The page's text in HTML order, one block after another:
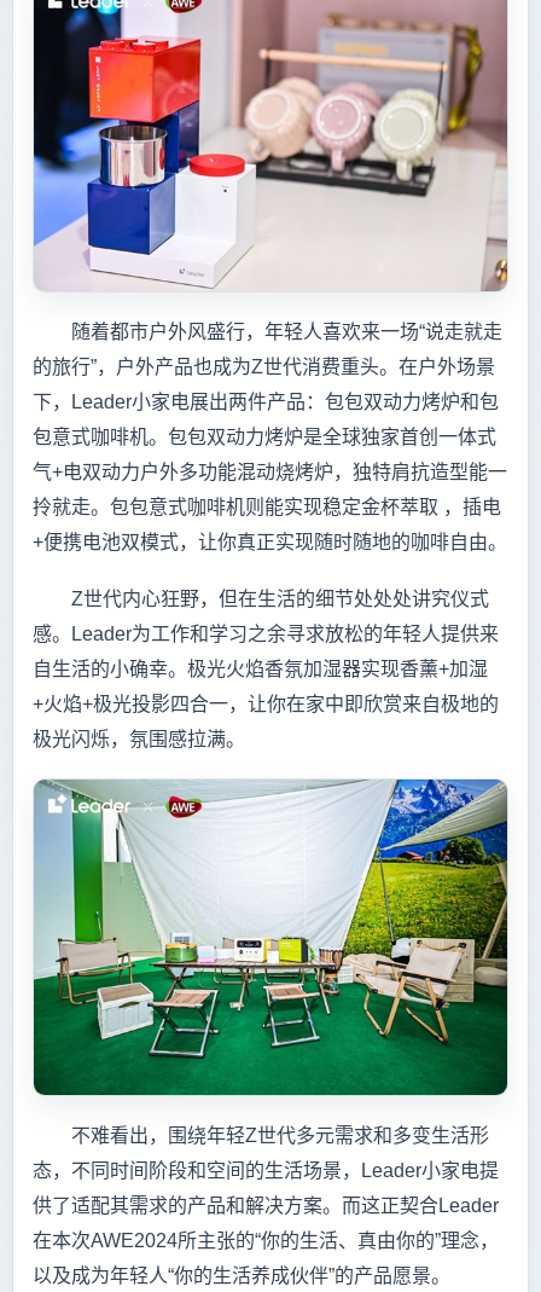
随着都市户外风盛行，年轻人喜欢来一场“说走就走
的旅行”，户外产品也成为Z世代消费重头。在户外场景
下，Leader小家电展出两件产品：包包双动力烤炉和包
包意式咖啡机。包包双动力烤炉是全球独家首创一体式
气+电双动力户外多功能混动烧烤炉，独特肩抗造型能一
拎就走。包包意式咖啡机则能实现稳定金杯萃取 ，插电
+便携电池双模式，让你真正实现随时随地的咖啡自由。
Z世代内心狂野，但在生活的细节处处处讲究仪式
感。Leader为工作和学习之余寻求放松的年轻人提供来
自生活的小确幸。极光火焰香氛加湿器实现香薰+加湿
+火焰+极光投影四合一，让你在家中即欣赏来自极地的
极光闪烁，氛围感拉满。
不难看出，围绕年轻Z世代多元需求和多变生活形
态，不同时间阶段和空间的生活场景，Leader小家电提
供了适配其需求的产品和解决方案。而这正契合Leader
在本次AWE2024所主张的“你的生活、真由你的”理念，
以及成为年轻人“你的生活养成伙伴”的产品愿景。